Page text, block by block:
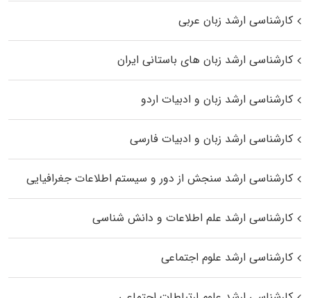
کارشناسی ارشد زبان عربی
کارشناسی ارشد زبان‌ های باستانی ایران
کارشناسی ارشد زبان و ادبیات اردو
کارشناسی ارشد زبان و ادبیات فارسی
کارشناسی ارشد سنجش از دور و سیستم اطلاعات جغرافیایی
کارشناسی ارشد علم اطلاعات و دانش شناسی
کارشناسی ارشد علوم اجتماعی